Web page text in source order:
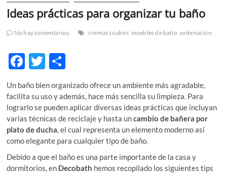
Ideas prácticas para organizar tu baño
No hay comentarios cremas soalres muebles de baño ordenación
F
ac
e
b
o
o
k
T
itt
er
o
m
p
ar
ti
r
Un baño bien organizado ofrece un ambiente más agradable,
facilita su uso y además, hace más sencilla su limpieza. Para
lograrlo se pueden aplicar diversas ideas prácticas que incluyan
varias técnicas de reciclaje y hasta uncambio de bañera por
plato de ducha, el cual representa un elemento moderno así
como elegante para cualquier tipo de baño.
Debido a que el baño es una parte importante de la casa y
dormitorios, en Decobath hemos recopilado los siguientes tips